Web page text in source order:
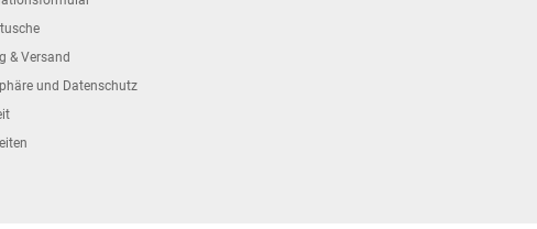
& Versand
und Datenschutz